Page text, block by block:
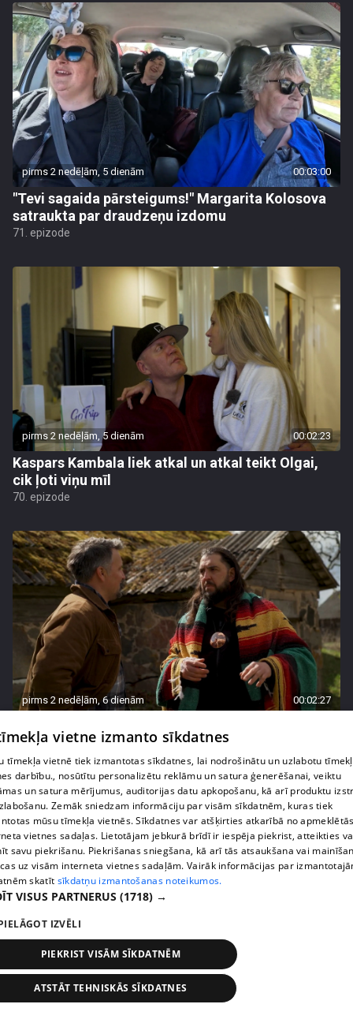
pirms 2 nedēļām, 5 dienām 00:03:00
"Tevi sagaida pārsteigums!" Margarita Kolosova
satraukta par draudzeņu izdomu
71. epizode
pirms 2 nedēļām, 5 dienām 00:02:23
Kaspars Kambala liek atkal un atkal teikt Olgai,
cik ļoti viņu mīl
70. epizode
pirms 2 nedēļām, 6 dienām 00:02:27
71. epizode
pirms 2 nedēļām, 6 dienām
Magone sarūpē īpašu dāvanu savai draudzenei
Evitai
vietne izmanto sīkdatnes
tīmekļa vietnē tiek izmantotas sīkdatnes, lai nodrošinātu un uzlabotu
darbību., nosūtītu personalizētu reklāmu un satura ģenerēšanai, veiktu
un satura mērījumus, auditorijas datu apkopošanu, kā arī produktu
Zemāk sniedzam informāciju par visām sīkdatnēm, kuras tiek
mūsu tīmekļa vietnēs. Sīkdatnes var atšķirties atkarībā no
vietnes sadaļas. Lietotājam jebkurā brīdī ir iespēja piekrist, atteikties
savu piekrišanu. Piekrišanas sniegšana, kā arī tās atsaukšana vai
uz visām interneta vietnes sadaļām. Vairāk informācijas par
skatīt sīkdatņu izmantošanas noteikumos.
VISUS PARTNERUS (1718) →
IZVĒLI
PIEKRIST VISĀM SĪKDATNĒM
ATSTĀT TEHNISKĀS SĪKDATNES